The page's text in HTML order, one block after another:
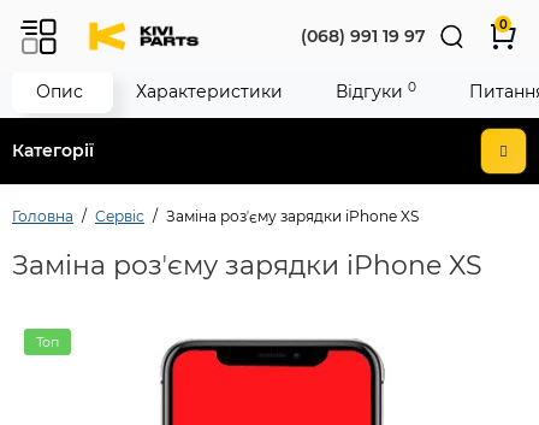
Категорії
(068) 991 19 97
0
Головна Сервіс Заміна розʼєму зарядки iPhone XS
Заміна розʼєму зарядки iPhone XS
Топ
Опис Характеристики Відгуки 0